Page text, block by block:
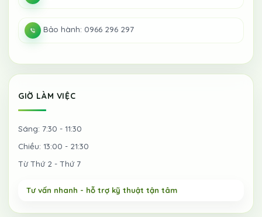
Bảo hành: 0966 296 297
GIỜ LÀM VIỆC
Sáng: 7:30 - 11:30
Chiều: 13:00 - 21:30
Từ Thứ 2 - Thứ 7